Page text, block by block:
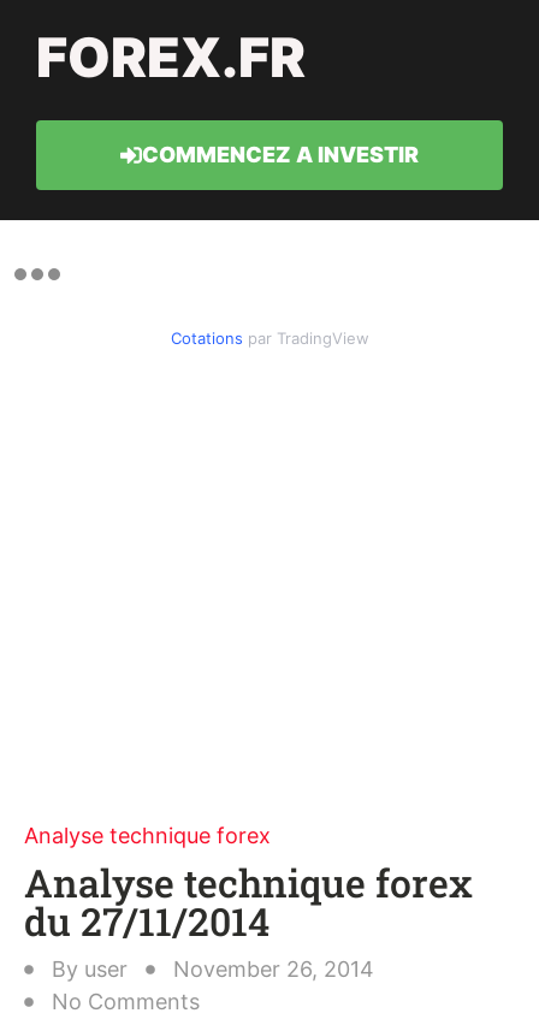
FOREX.FR
COMMENCEZ A INVESTIR
Cotations par TradingView
Analyse technique forex
Analyse technique forex
du 27/11/2014
By user
November 26, 2014
No Comments